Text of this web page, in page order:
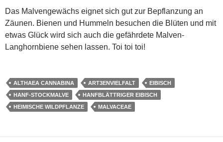
Das Malvengewächs eignet sich gut zur Bepflanzung an
Zäunen. Bienen und Hummeln besuchen die Blüten und mit
etwas Glück wird sich auch die gefährdete Malven-
Langhornbiene sehen lassen. Toi toi toi!
ALTHAEA CANNABINA ART3ENVIELFALT
EIBISCH
HANF-STOCKMALVE
HANFBLÄTTRIGER EIBISCH
HEIMISCHE WILDPFLANZE
MALVACEAE